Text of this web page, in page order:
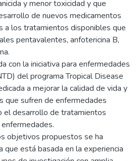
y menor toxicidad y que
de nuevos medicamentos
a los tratamientos disponibles que
pentavalentes, anfotericina B,
con la iniciativa para enfermedades
del programa Tropical Disease
a mejorar la calidad de vida y
que sufren de enfermedades
el desarrollo de tratamientos
objetivos propuestos se ha
que está basada en la experiencia